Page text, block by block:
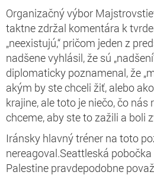
Organizačný výbor
taktne zdržal komentára k
„neexistujú,“ pričom jeden z
nadšene vyhlásil, že sú
diplomaticky poznamenal, že
akým by ste chceli žiť, alebo
krajine, ale toto je niečo, čo nás
chceme, aby ste to zažili a boli
Iránsky hlavný tréner na toto
nereagoval.Seattleská
Palestine pravdepodobne